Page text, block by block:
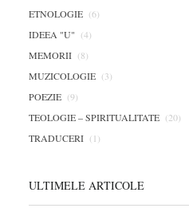
ETNOLOGIE (6)
IDEEA "U" (4)
MEMORII (8)
MUZICOLOGIE (3)
POEZIE (9)
TEOLOGIE – SPIRITUALITATE (20)
TRADUCERI (1)
ULTIMELE ARTICOLE